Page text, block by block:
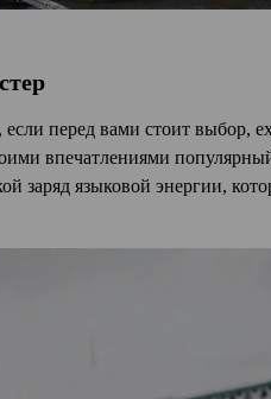
перед вами стоит выбор,
впечатлениями
заряд языковой энергии,